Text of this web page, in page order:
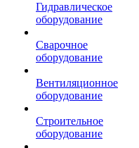
Гидравлическое
оборудование
Сварочное
оборудование
Вентиляционное
оборудование
Строительное
оборудование